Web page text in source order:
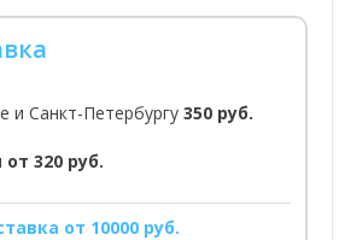
и Санкт-Петербургу 350 руб.
от 320 руб.
от 10000 руб.